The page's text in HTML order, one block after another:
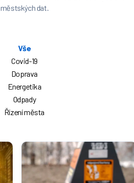
městských dat.
Vše
Covid-19
Doprava
Energetika
Odpady
Řízení města